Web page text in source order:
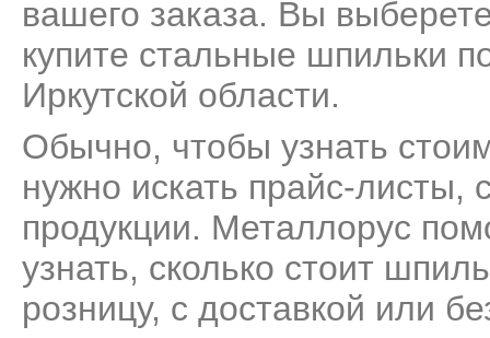
вашего заказа. Вы
купите стальные шпильки
Иркутской области.
Обычно, чтобы узнать
нужно искать прайс-листы,
продукции. Металлорус
узнать, сколько стоит
розницу, с доставкой или